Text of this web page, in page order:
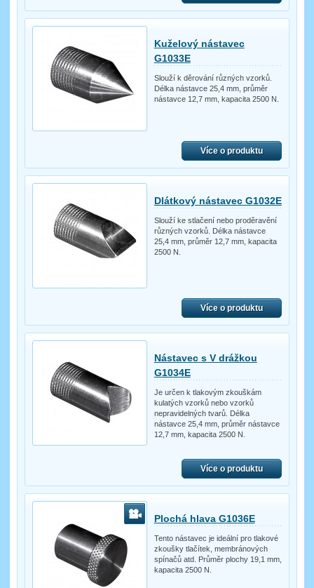
Kuželový nástavec
G1033E
Slouží k děrování různých vzorků.
Délka nástavce 25,4 mm, průměr
nástavce 12,7 mm, kapacita 2500 N.
Více o produktu
Dlátkový nástavec G1032E
Slouží ke stlačení nebo proděravění
různých vzorků. Délka nástavce
25,4 mm, průměr 12,7 mm, kapacita
2500 N.
Více o produktu
Nástavec s V drážkou
G1034E
Je určen k tlakovým zkouškám
kulatých vzorků nebo vzorků
nepravidelných tvarů. Délka
nástavce 25,4 mm, průměr nástavce
12,7 mm, kapacita 2500 N.
Více o produktu
Plochá hlava G1036E
Tento nástavec je ideální pro tlakové
zkoušky tlačítek, membránových
spínačů atd. Průměr plochy 19,1 mm,
kapacita 2500 N.